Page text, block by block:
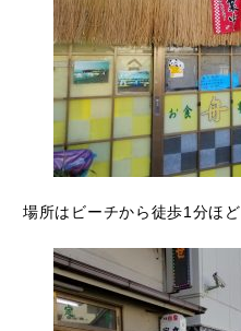
場所はビーチから徒歩1分ほど